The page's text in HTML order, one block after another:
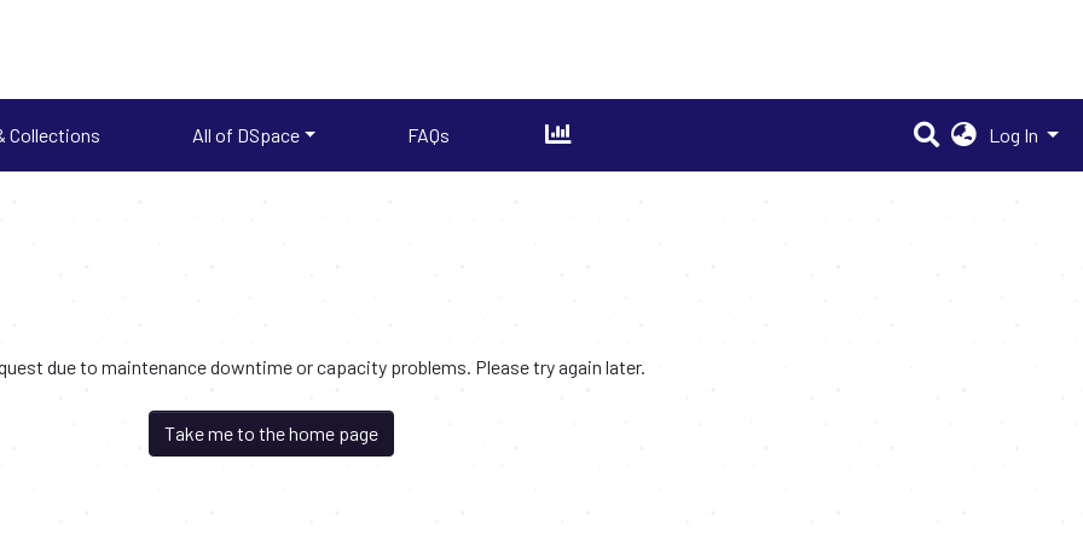
Collections All of DSpace FAQs Log In
due to maintenance downtime or capacity problems. Please try again later.
Take me to the home page